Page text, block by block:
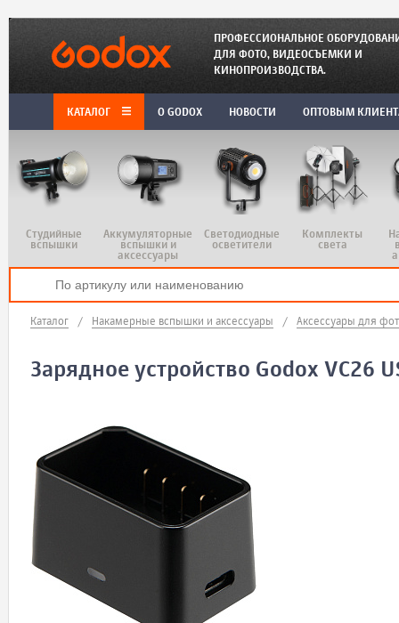
ПРОФЕССИОНАЛЬНОЕ
ДЛЯ ФОТО, ВИДЕОСЪЕМКИ И
КИНОПРОИЗВОДСТВА.
КАТАЛОГ O GODOX НОВОСТИ ОПТОВЫМ
Студийные
вспышки
Аккумуляторные
вспышки и
аксессуары
Светодиодные
осветители
Комплекты
света
Каталог / Накамерные вспышки и аксессуары / Аксессуары для
Зарядное устройство Godox VC26